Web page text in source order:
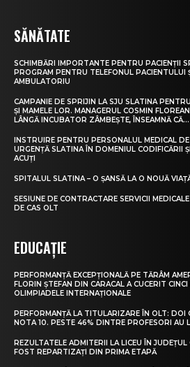
SĂNĂTATE
SCHIMBĂRI IMPORTANTE PENTRU PACIENȚII
PROGRAM PENTRU TELEFONUL PACIENTULUI
AMBULATORIU
CAMPANIE DE SPRIJIN LA SJU SLATINA
ȘI MAMELE LOR. MANAGERUL COSMIN
LÂNGĂ INCUBATOR ZÂMBEȘTE, ÎNSEAMNĂ CĂ...
INSTRUIRE PENTRU PERSONALUL MEDICAL
URGENȚĂ SLATINA ÎN DOMENIUL CODIFICĂRII
ACUȚI
SPITALUL SLATINA – O ȘANSĂ LA O NOUĂ
SESIUNE DE CONTRACTARE SERVICII
DE CAS OLT
EDUCAȚIE
PERFORMANȚĂ EXCEPȚIONALĂ PE TĂRÂM
FLORIN ȘTEFAN DIN CARACAL A CUCERIT
OLIMPIADELE INTERNAȚIONALE
PERFORMANȚĂ LA TITULARIZARE ÎN OLT: DOI
NOTA 10. PESTE 46% DINTRE PROFESORI AU
REZULTATELE ADMITERII LA LICEU ÎN
FOST REPARTIZAȚI DIN PRIMA ETAPĂ